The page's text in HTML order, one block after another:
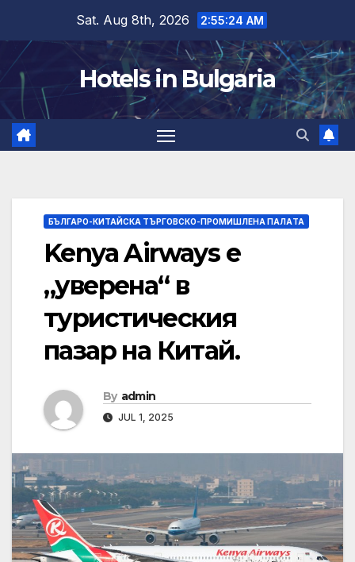
content
Sat. Aug 8th, 2026 2:55:25 AM
Hotels in Bulgaria
БЪЛГАРО-КИТАЙСКА ТЪРГОВСКО-ПРОМИШЛЕНА ПАЛAТА
Kenya Airways е
„уверена“ в
туристическия
пазар на Китай.
By admin
JUL 1, 2025